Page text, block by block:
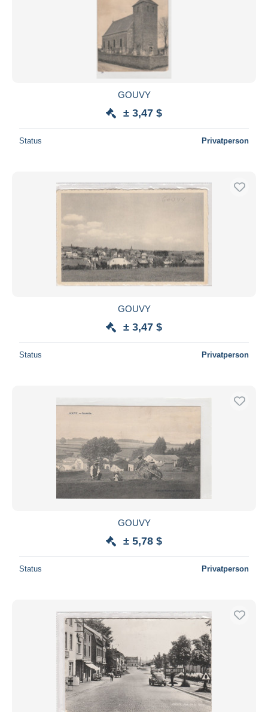
GOUVY
± 3,47 $
Status Privatperson
GOUVY
± 3,47 $
Status Privatperson
GOUVY
± 5,78 $
Status Privatperson